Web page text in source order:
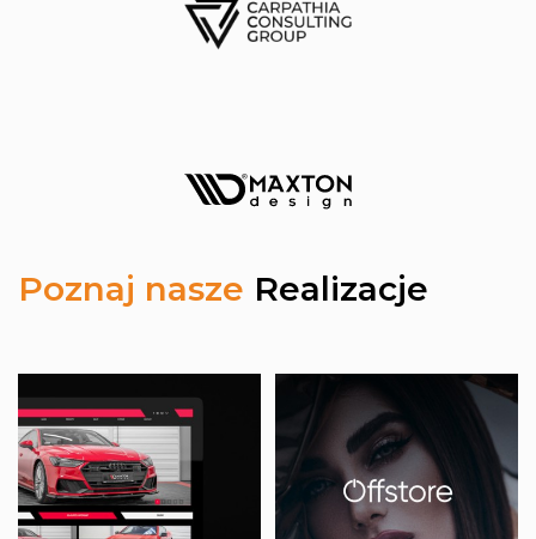
Poznaj nasze Realizacje